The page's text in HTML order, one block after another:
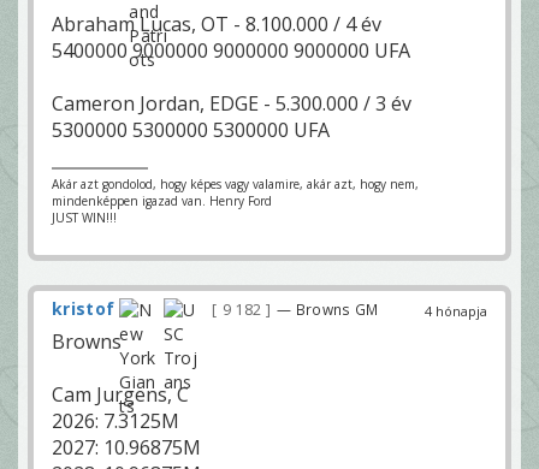
Abraham Lucas, OT - 8.100.000 / 4 év
5400000 9000000 9000000 9000000 UFA
Cameron Jordan, EDGE - 5.300.000 / 3 év
5300000 5300000 5300000 UFA
Akár azt gondolod, hogy képes vagy valamire, akár azt, hogy nem,
mindenképpen igazad van. Henry Ford
JUST WIN!!!
4 hónapja
kristof 9 182 — Browns GM
Browns
Cam Jurgens, C
2026: 7.3125M
2027: 10.96875M